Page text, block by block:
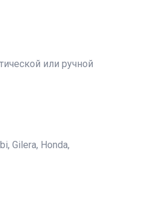
или ручной
Gilera, Honda,